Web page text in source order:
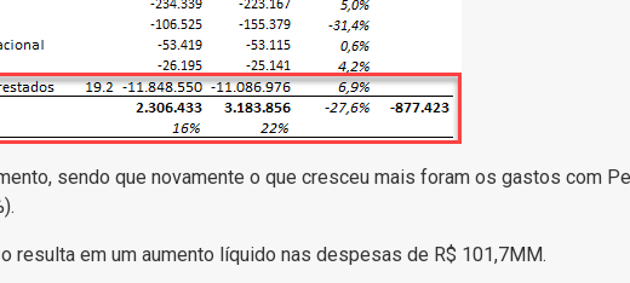
sendo que novamente o que cresceu mais foram os gastos com
resulta em um aumento líquido nas despesas de R$ 101,7MM.